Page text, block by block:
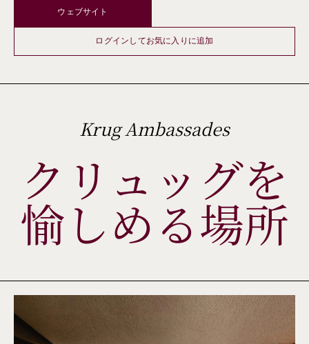
ウェブサイト
ログインしてお気に入りに追加
Krug Ambassades
クリュッグを
愉しめる場所